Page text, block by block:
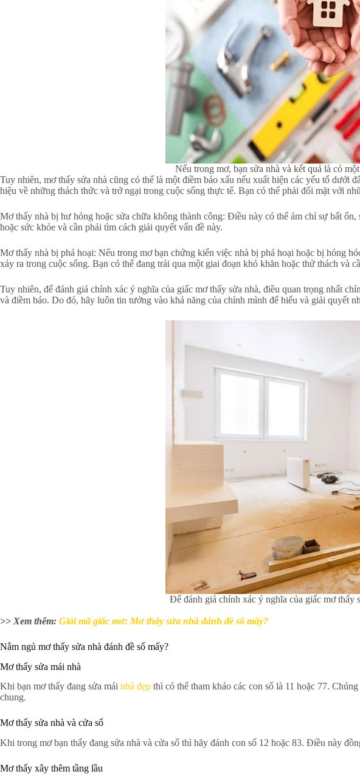
Nếu trong mơ, bạn sửa nhà và kết quả là có
Tuy nhiên, mơ thấy sửa nhà cũng có thể là một điềm báo xấu nếu xuất hiện các yếu tố dưới
hiệu về những thách thức và trở ngại trong cuộc sống thực tế. Bạn có thể phải đối mặt với
Mơ thấy nhà bị hư hỏng hoặc sửa chữa không thành công: Điều này có thể ám chỉ sự bất
hoặc sức khỏe và cần phải tìm cách giải quyết vấn đề này.
Mơ thấy nhà bị phá hoại: Nếu trong mơ bạn chứng kiến việc nhà bị phá hoại hoặc bị hỏng
xảy ra trong cuộc sống. Bạn có thể đang trải qua một giai đoạn khó khăn hoặc thử thách và
Tuy nhiên, để đánh giá chính xác ý nghĩa của giấc mơ thấy sửa nhà, điều quan trọng nhất
và điềm báo. Do đó, hãy luôn tin tưởng vào khả năng của chính mình để hiểu và giải quyết
Để đánh giá chính xác ý nghĩa của giấc mơ thấy
>> Xem thêm: Giải mã giấc mơ: Mơ thấy sửa nhà đánh đề số mấy?
Nằm ngủ mơ thấy sửa nhà đánh đề số mấy?
Mơ thấy sửa mái nhà
Khi bạn mơ thấy đang sửa mái nhà đẹp thì có thể tham khảo các con số là 11 hoặc 77.
chung.
Mơ thấy sửa nhà và cửa sổ
Khi trong mơ bạn thấy đang sửa nhà và cửa sổ thì hãy đánh con số 12 hoặc 83. Điều này
Mơ thấy xây thêm tầng lầu